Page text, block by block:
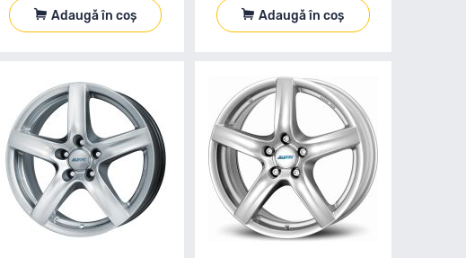
Adaugă în coș Adaugă în coș